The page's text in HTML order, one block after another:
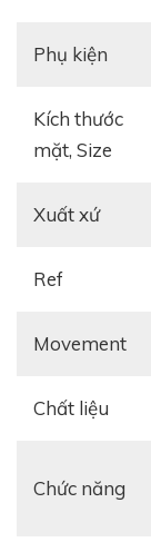
Phụ kiện
Kích thước
mặt, Size
Xuất xứ
Ref
Movement
Chất liệu
Chức năng